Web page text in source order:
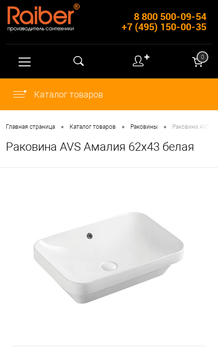
8 800 500-09-54
+7 (495) 150-00-35
✚ 0
Каталог товаров
Главная страница • Каталог товаров • Раковины • Раковина AVS
Раковина AVS Амалия 62х43 белая